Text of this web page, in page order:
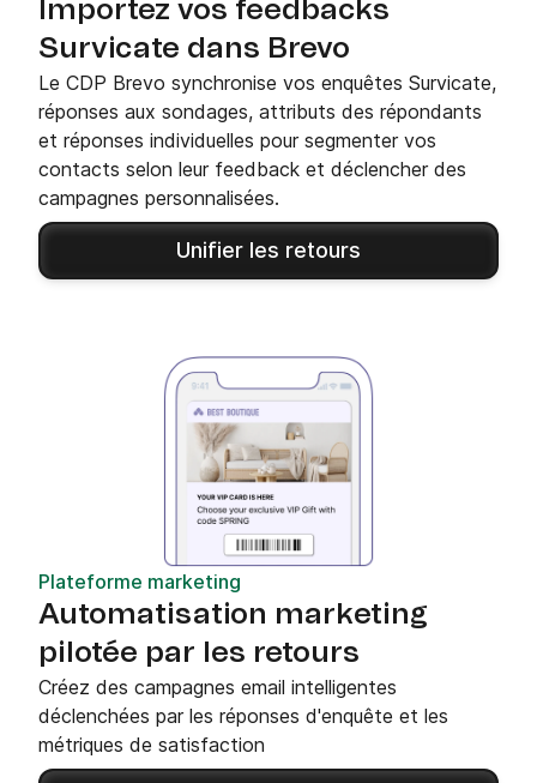
Importez vos feedbacks
Survicate dans Brevo
Le CDP Brevo synchronise vos enquêtes Survicate,
réponses aux sondages, attributs des répondants
et réponses individuelles pour segmenter vos
contacts selon leur feedback et déclencher des
campagnes personnalisées.
Unifier les retours
Plateforme marketing
Automatisation marketing
pilotée par les retours
Créez des campagnes email intelligentes
déclenchées par les réponses d'enquête et les
métriques de satisfaction